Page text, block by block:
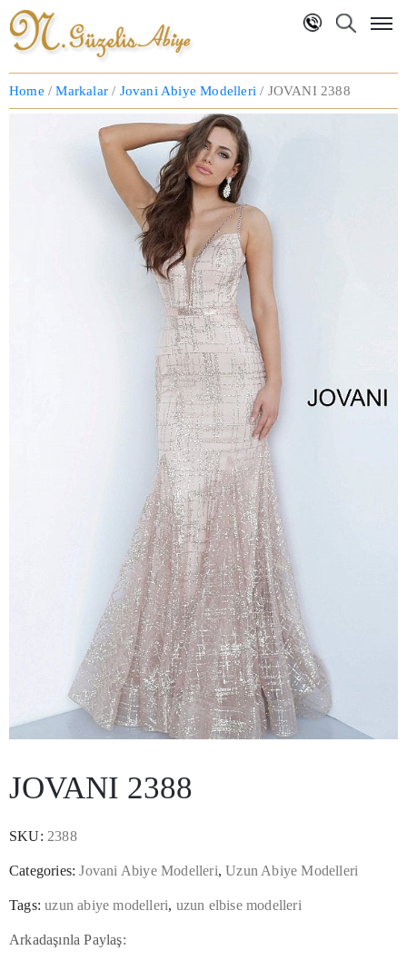
Anasayfa
Home /Markalar / Jovani Abiye Modelleri / JOVANI 2388
JOVANI 2388
SKU: 2388
Categories:Jovani Abiye Modelleri,Uzun Abiye Modelleri
Tags:uzun abiye modelleri, uzun elbise modelleri
Arkadaşınla Paylaş: